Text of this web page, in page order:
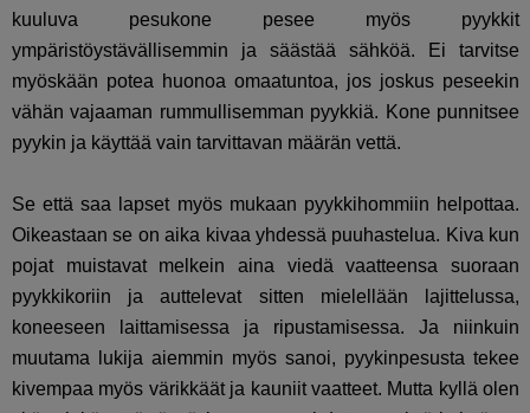
kuuluva pesukone pesee myös pyykkit
ympäristöystävällisemmin ja säästää sähköä. Ei tarvitse
myöskään potea huonoa omaatuntoa, jos joskus peseekin
vähän vajaaman rummullisemman pyykkiä. Kone punnitsee
pyykin ja käyttää vain tarvittavan määrän vettä.
Se että saa lapset myös mukaan pyykkihommiin helpottaa.
Oikeastaan se on aika kivaa yhdessä puuhastelua. Kiva kun
pojat muistavat melkein aina viedä vaatteensa suoraan
pyykkikoriin ja auttelevat sitten mielellään lajittelussa,
koneeseen laittamisessa ja ripustamisessa. Ja niinkuin
muutama lukija aiemmin myös sanoi, pyykinpesusta tekee
kivempaa myös värikkäät ja kauniit vaatteet. Mutta kyllä olen